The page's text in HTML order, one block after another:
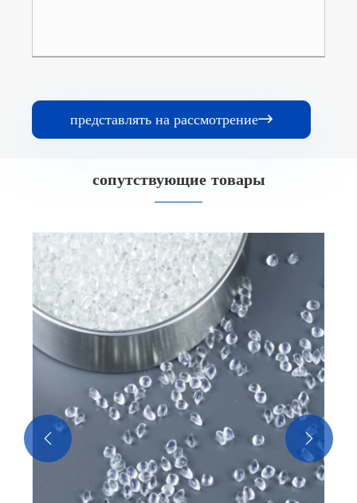
представлять на рассмотрение
сопутствующие товары
 